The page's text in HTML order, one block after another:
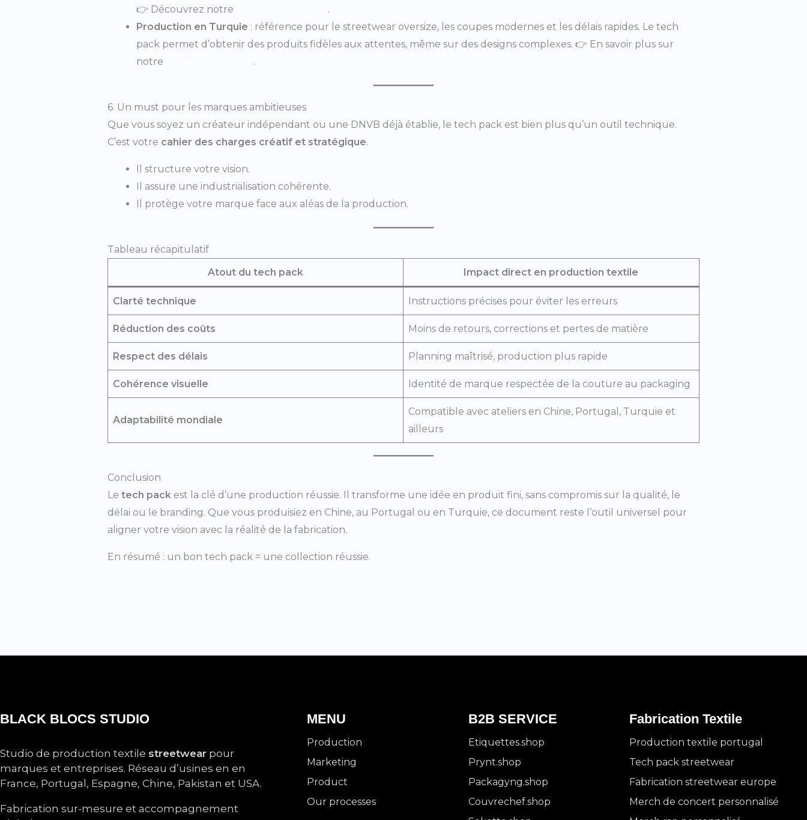
👉 Découvrez notre
.
Production en Turquie : référence pour le streetwear oversize, les coupes modernes et les délais rapides. Le tech
pack permet d’obtenir des produits fidèles aux attentes, même sur des designs complexes. 👉 En savoir plus sur
notre
.
6. Un must pour les marques ambitieuses
Que vous soyez un créateur indépendant ou une DNVB déjà établie, le tech pack est bien plus qu’un outil technique.
C’est votre cahier des charges créatif et stratégique.
Il structure votre vision.
Il assure une industrialisation cohérente.
Il protège votre marque face aux aléas de la production.
Tableau récapitulatif
Atout du tech pack
Impact direct en production textile
Clarté technique Instructions précises pour éviter les erreurs
Réduction des coûts Moins de retours, corrections et pertes de matière
Respect des délais Planning maîtrisé, production plus rapide
Cohérence visuelle Identité de marque respectée de la couture au packaging
Adaptabilité mondiale
Compatible avec ateliers en Chine, Portugal, Turquie et
ailleurs
Conclusion
Le tech packest la clé d’une production réussie. Il transforme une idée en produit fini, sans compromis sur la qualité, le
délai ou le branding. Que vous produisiez en Chine, au Portugal ou en Turquie, ce document reste l’outil universel pour
aligner votre vision avec la réalité de la fabrication.
En résumé : un bon tech pack = une collection réussie.
BLACK BLOCS STUDIO
Studio de production textile streetwear pour
marques et entreprises. Réseau d’usines en en
France, Portugal, Espagne, Chine, Pakistan et USA.
Fabrication sur-mesure et accompagnement
MENU
Production
Marketing
Product
Our processes
B2B SERVICE
Etiquettes.shop
Prynt.shop
Packagyng.shop
Couvrechef.shop
Fabrication Textile
Production textile portugal
Tech pack streetwear
Fabrication streetwear europe
Merch de concert personnalisé